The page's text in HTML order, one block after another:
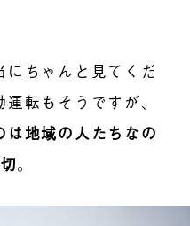
にちゃんと見てくだ
転もそうですが、
地域の人たちなの
。